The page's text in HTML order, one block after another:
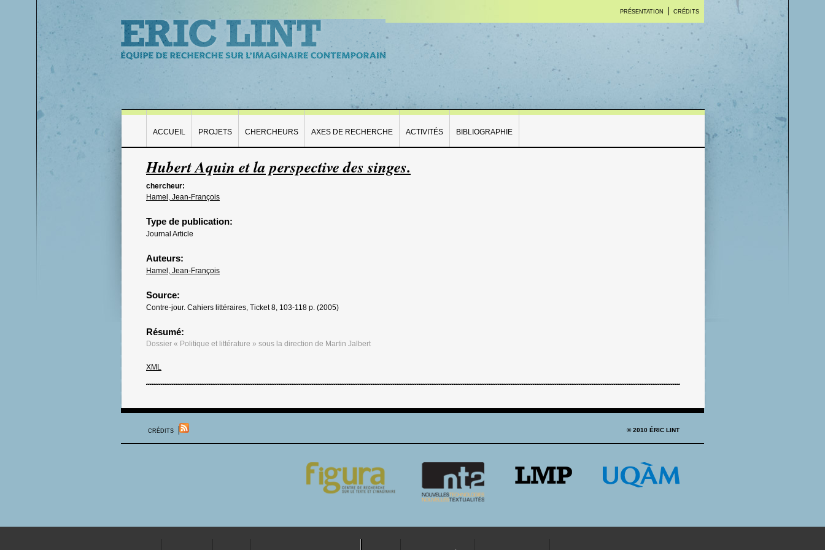
PRÉSENTATION CRÉDITS
ACCUEIL PROJETS CHERCHEURS AXES DE RECHERCHE ACTIVITÉS BIBLIOGRAPHIE
Hubert Aquin et la perspective des singes.
chercheur:
Hamel, Jean-François
Type de publication:
Journal Article
Auteurs:
Hamel, Jean-François
Source:
Contre-jour. Cahiers littéraires, Ticket 8, 103-118 p. (2005)
Résumé:
Dossier « Politique et littérature » sous la direction de Martin Jalbert
XML
CRÉDITS © 2010 ÉRIC LINT